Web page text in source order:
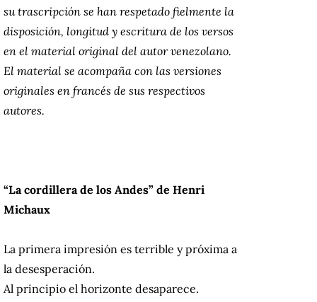
su trascripción se han respetado fielmente la
disposición, longitud y escritura de los versos
en el material original del autor venezolano.
El material se acompaña con las versiones
originales en francés de sus respectivos
autores.
“La cordillera de los Andes” de Henri
Michaux
La primera impresión es terrible y próxima a
la desesperación.
Al principio el horizonte desaparece.